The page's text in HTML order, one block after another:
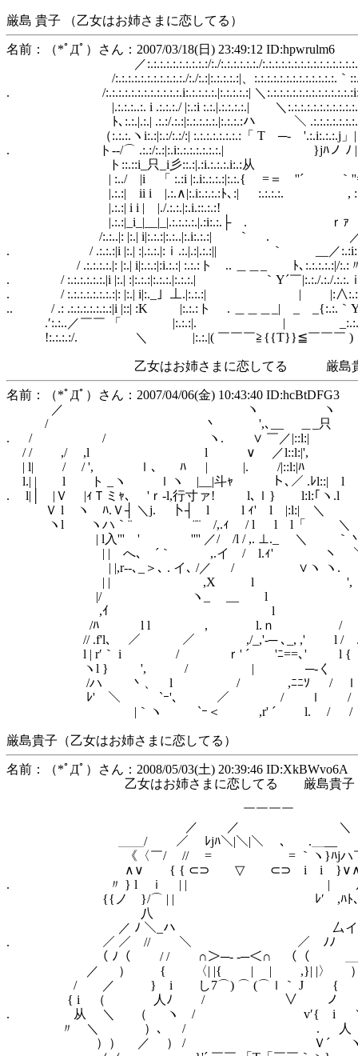
厳島 貴子 （乙女はお姉さまに恋してる）
名前：（*ﾟДﾟ）さん：2007/03/18(日) 23:49:12 ID:hpwrulm6
／:.:.:.:.:.:.:.:.:.:/:./:.:.:.:.:.:./
/:.:.:.:.:.:.:.:.:.:.:./:./:.:|:.:.:.:.:|、:.:.:.:.:.:.:.:.:.:.:.:.:.｀
. /:.:.:.:.:.:.:.:.:.:.:.:.i:.:.:.:.:.|:.:.:.:.:| ＼
|.:.:.:..:. i .:.:.:./ |:.:i :.:.|.:.:.:.:.| ＼
ﾄ､:.:.|.:.| .:.:/.:.:|:.:.:.:.:.|:.:.:.:ハ ＼ .:.:.:.:.:.:.:.i:.|
（:.:.:.ヽi:.:|:.:/:.:/:| :.:.:.:.:.:.:.:「 Т ─- '.:.i:.:.:.j」|
. ト--/⌒ .:.:/:.:|:.i:.:.:.:.:.:.:.| }jﾊノ ﾉ |:.:./
ト::.::i_只_i彡::.:|.:i.:.:.:.i:.:从 |:ｲ
| :../ |i 「 :.:i |:.i:.:.:.:|:.:.{ =＝ ''´ ｀
|.:.:| ii i |.:.∧|:.i:.:.:.:ﾄ､:| :.:.:.:. , :.:.:.
|.:.:| i i | |./.:.:.|:.i.::.:.:!
|.:.:|_i_|__|_|.:.:.:.:.|.:i:.:.├ . ｒｧ
/:.:..|: |:.| i|:.:.:|:.:..|:.i:.:.:| ｀ . ／:.:.
. / .:.:.:|i |:.| :|.:.:.|:ｉ.:.|.:|.:.:|| ｀ __／
/ .:.:.:.:.|: |:.| i|:.:.:|:i.:.:| :.:.:ト .. ＿＿_ ﾄ､:.:.:.:.:|/:.:〃
. / :.:.:.:.:.:.|i |:.| :|:.:.:|:.:.:.|:.:.:.| ｀Y´￣|:.:./.:./.:.:.ｉ
. / :.:.:.:.:.:.:.:|: |:.| i|:._」⊥.|:.:.:| | |:∧:.:.:.:.:
.. / .: .:.:.:.:.:.:.:|i |::| :K |:.:.:ト . ＿＿＿_| _ _{:.:.｀
.′:.:..／￣￣ 「 |:.:.:|. | ゝ _:.:.:.:.ﾉ
!:.:.:.:/. ＼ |:.:.|( ￣￣￣≧{{Т}}≦￣￣￣ )
乙女はお姉さまに恋してる 厳島貴
名前：（*ﾟДﾟ）さん：2007/04/06(金) 10:43:40 ID:hcBtDFG3
／ ヽ ヽ
/ 丶 ',､__ ＿_只
. / / ヽ. ∨ ￣／|::l:|
/ / ,/ ,l l ∨ ／l::l:|',
| l| / / ', ｌ、 ﾊ | |. /|::l:|ﾊ
l.| | l ト _ヽ ｌヽ |__|斗ｬ ト､／ .ﾚl::| l
. l|│ |Ｖ |ｨＴミｬ､ 'ｒ‐l,行寸ァ! l､ｌ} l:l:｢ヽ.l
Ｖ l ヽ ﾊ.Ｖ┤ ＼j. 卜┤ l l ｨ' l |:l:| ＼
ヽl ヽハ｀¨ ¨¨ /,.ｨ / l l l「 ＼
| l入''' ' '''' ／/ /l / ,. ⊥._ ＼ ｀
| | へ､ ´｀ ,.イ / l.ｨ' ヽ
| |,r‐-､_＞､ . イ､ /／ / ∨ヽ ヽ
| | ,X l
|/ ヽ_ __ l
,ｲ l ,. l
/ﾊ l l , l.ｎ / .l
// .f'l､ ／ ／ ,/_,'-─ ､_, ,' l /
l | r′｀ i / ｒ' ´ 'ﾆ==､' l {
ヽl } ', / | ─‐く ﾊ
/ハ 丶、 l / ,ﾆﾆｿ / ｌ
ﾚ' ＼ `ｰ'､ ／ / ｌ /
|｀ヽ `ｰ＜ ,r' ´ l. / /
厳島貴子（乙女はお姉さまに恋してる）
名前：（*ﾟДﾟ）さん：2008/05/03(土) 20:39:46 ID:XkBWvo6A
乙女はお姉さまに恋してる 厳島貴子
￣￣￣￣
／ ／ ＼
＿＿/ ／ ﾚjﾊ＼|＼|＼ 、 .＿__
《〈￣/ // = = ｀ヽ}ﾊjハ￣
∧∨ { { ⊂⊃ ▽ ⊂⊃ i i
. 〃 } l ｉ | | | 从{{
{{ノ }/⌒ | | ﾚ′ ,ﾊﾄ
八 l /
／ ﾉ ＼_ハ 厶イ
. ／ ／ // ＼ ／ ﾉﾉ
（ ﾉ（ / / ∩＞─- -─＜∩ （（
／ ） { 〈| |{ | | ,}| |〉 ）
/ ／ } i し7⌒) ⌒ (⌒ｌ｀ J {
{ i （ 人ﾉ / ￣ ∨ ノ
. 从 ＼ （ ヽ / v′{ i
〃 ＼ ）､ / . 人
）） ／ ） / Ｖ´ ヽ